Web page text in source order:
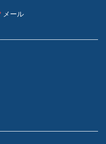
メール